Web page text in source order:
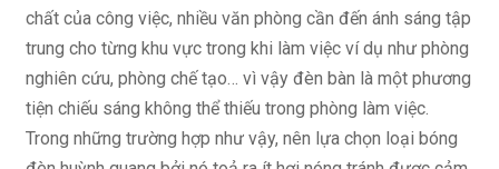
chất của công việc, nhiều văn phòng cần đến ánh sáng tập
trung cho từng khu vực trong khi làm việc ví dụ như phòng
nghiên cứu, phòng chế tạo… vì vậy đèn bàn là một phương
tiện chiếu sáng không thể thiếu trong phòng làm việc.
Trong những trường hợp như vậy, nên lựa chọn loại bóng